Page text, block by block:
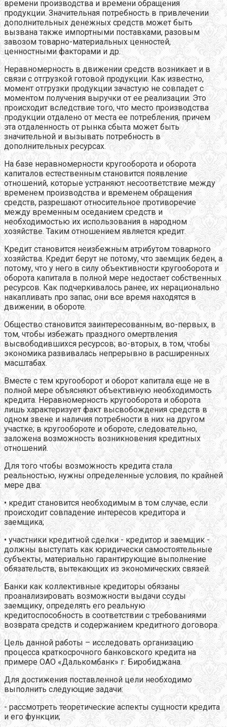
времени производства и времени обращения
продукции. Значительная потребность в привлечении
дополнительных денежных средств может быть
вызвана также импортными поставками, разовым
завозом товарно-материальных ценностей,
ценностными факторами и др.
Неравномерность в движении средств возникает и в
связи с отгрузкой готовой продукции. Как известно,
момент отгрузки продукции зачастую не совпадет с
моментом получения выручки от ее реализации. Это
происходит вследствие того, что место производства
продукции отдалено от места ее потребления, причем
эта отдаленность от рынка сбыта может быть
значительной и вызывать потребность в
дополнительных ресурсах.
На базе неравномерности кругооборота и оборота
капиталов естественным становится появление
отношений, которые устраняют несоответствие между
временем производства и временем обращения
средств, разрешают относительное противоречие
между временным оседанием средств и
необходимостью их использования в народном
хозяйстве. Таким отношением является кредит.
Кредит становится неизбежным атрибутом товарного
хозяйства. Кредит берут не потому, что заемщик беден, а
потому, что у него в силу объективности кругооборота и
оборота капитала в полной мере недостает собственных
ресурсов. Как подчеркивалось ранее, их нерационально
накапливать про запас, они все время находятся в
движении, в обороте.
Общество становится заинтересованным, во-первых, в
том, чтобы избежать праздного омертвления
высвободившихся ресурсов; во-вторых, в том, чтобы
экономика развивалась непрерывно в расширенных
масштабах.
Вместе с тем кругооборот и оборот капитала еще не в
полной мере объясняют объективную необходимость
кредита. Неравномерность кругооборота и оборота
лишь характеризует факт высвобождения средств в
одном звене и наличия потребности в них на другом
участке; в кругообороте и обороте, следовательно,
заложена возможность возникновения кредитных
отношений.
Для того чтобы возможность кредита стала
реальностью, нужны определенные условия, по крайней
мере два:
• кредит становится необходимым в том случае, если
происходит совпадение интересов кредитора и
заемщика;
• участники кредитной сделки - кредитор и заемщик -
должны выступать как юридически самостоятельные
субъекты, материально гарантирующие выполнение
обязательств, вытекающих из экономических связей.
Банки как коллективные кредиторы обязаны
проанализировать возможности выдачи ссуды
заемщику, определять его реальную
кредитоспособность в соответствии с требованиями
возврата средств и содержанием кредитного договора.
Цель данной работы – исследовать организацию
процесса краткосрочного банковского кредита на
примере ОАО «Далькомбанк» г. Биробиджана.
Для достижения поставленной цели необходимо
выполнить следующие задачи:
- рассмотреть теоретические аспекты сущности кредита
и его функции;